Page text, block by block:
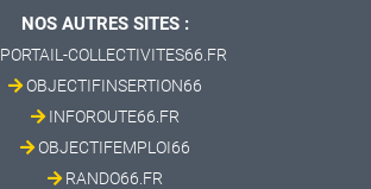
NOS AUTRES SITES :
PORTAIL-COLLECTIVITES66.FR
OBJECTIFINSERTION66
INFOROUTE66.FR
OBJECTIFEMPLOI66
RANDO66.FR